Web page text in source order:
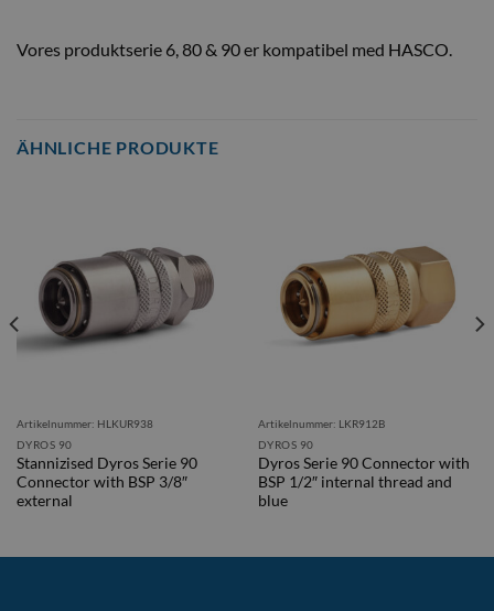
Vores produktserie 6, 80 & 90 er kompatibel med HASCO.
ÄHNLICHE PRODUKTE
Artikelnummer: HLKUR938
DYROS 90
Stannizised Dyros Serie 90
Connector with BSP 3/8″
external
Artikelnummer: LKR912B
DYROS 90
Dyros Serie 90 Connector with
BSP 1/2″ internal thread and
blue